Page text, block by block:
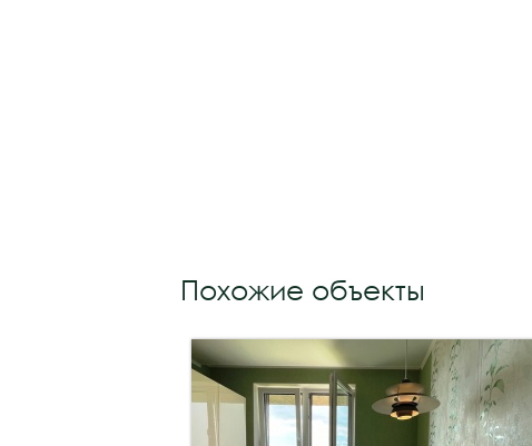
Похожие объекты